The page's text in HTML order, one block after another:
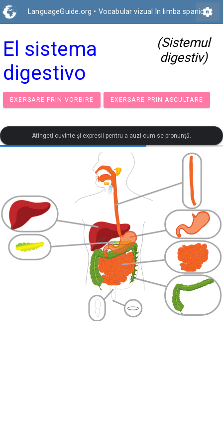
LanguageGuide.org • Vocabular vizual în limba spaniolă
settings
El sistema
digestivo
(Sistemul
digestiv)
EXERSARE PRIN VORBIRE EXERSARE PRIN
Atingeți cuvinte și expresii pentru a auzi cum se pronunță.